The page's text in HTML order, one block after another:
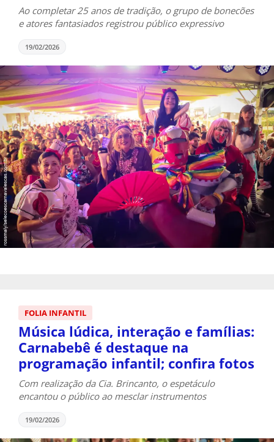
Ao completar 25 anos de tradição, o grupo de bonecões
e atores fantasiados registrou público expressivo
19/02/2026
FOLIA INFANTIL
Música lúdica, interação e famílias:
Carnabebê é destaque na
programação infantil; confira fotos
Com realização da Cia. Brincanto, o espetáculo
encantou o público ao mesclar instrumentos
19/02/2026